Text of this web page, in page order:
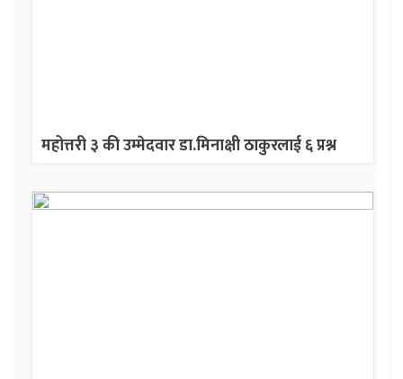
महोत्तरी ३ की उम्मेदवार डा.मिनाक्षी ठाकुरलाई ६ प्रश्न